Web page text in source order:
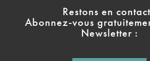
Restons en
Abonnez-vous
Newsletter :